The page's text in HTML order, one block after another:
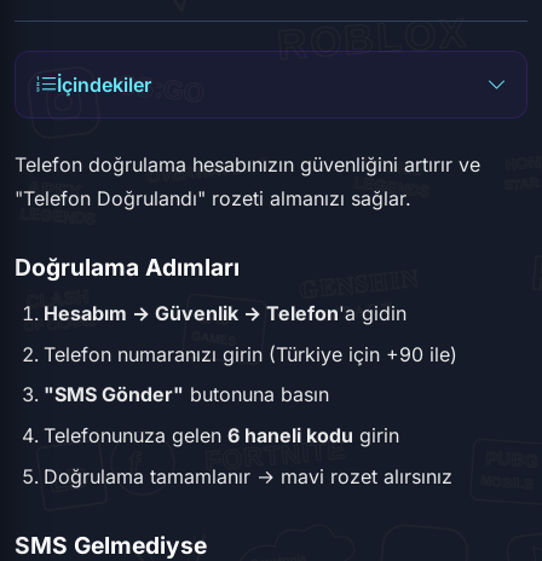
İçindekiler
Telefon doğrulama hesabınızın güvenliğini artırır ve
"Telefon Doğrulandı" rozeti almanızı sağlar.
Doğrulama Adımları
Hesabım → Güvenlik → Telefon'a gidin
Telefon numaranızı girin (Türkiye için +90 ile)
"SMS Gönder" butonuna basın
Telefonunuza gelen 6 haneli kodu girin
Doğrulama tamamlanır → mavi rozet alırsınız
SMS Gelmediyse